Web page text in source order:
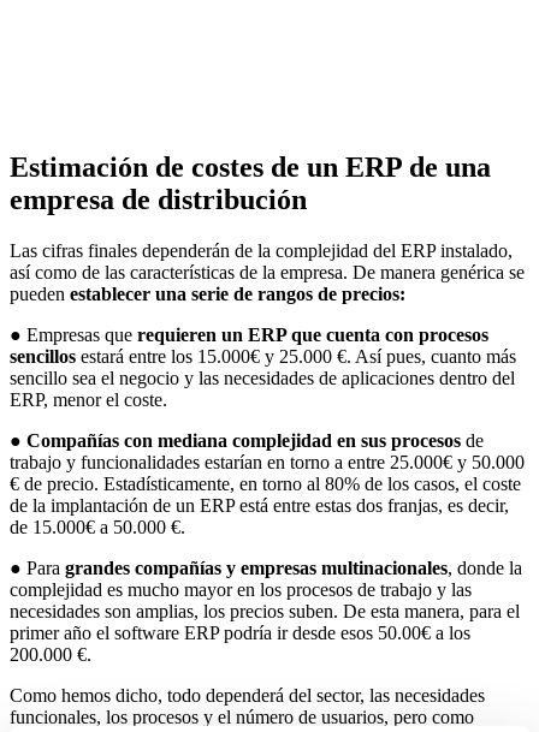
Estimación de costes de un ERP de una
empresa de distribución
Las cifras finales dependerán de la complejidad del ERP instalado,
así como de las características de la empresa. De manera genérica se
pueden establecer una serie de rangos de precios:
● Empresas que requieren un ERP que cuenta con procesos
sencillos estará entre los 15.000€ y 25.000 €. Así pues, cuanto más
sencillo sea el negocio y las necesidades de aplicaciones dentro del
ERP, menor el coste.
● Compañías con mediana complejidad en sus procesos de
trabajo y funcionalidades estarían en torno a entre 25.000€ y 50.000
€ de precio. Estadísticamente, en torno al 80% de los casos, el coste
de la implantación de un ERP está entre estas dos franjas, es decir,
de 15.000€ a 50.000 €.
● Para grandes compañías y empresas multinacionales, donde la
complejidad es mucho mayor en los procesos de trabajo y las
necesidades son amplias, los precios suben. De esta manera, para el
primer año el software ERP podría ir desde esos 50.00€ a los
200.000 €.
Como hemos dicho, todo dependerá del sector, las necesidades
funcionales, los procesos y el número de usuarios, pero como